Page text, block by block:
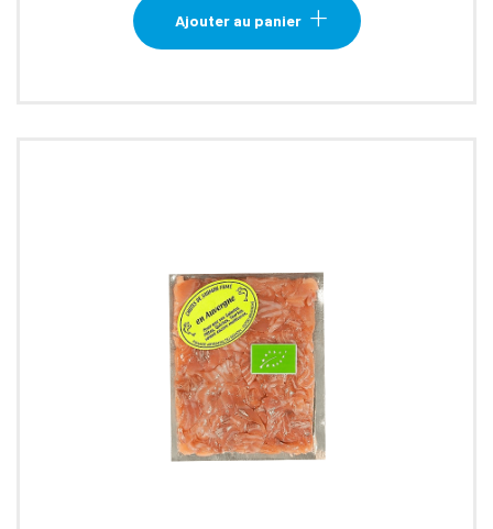
Ajouter au panier